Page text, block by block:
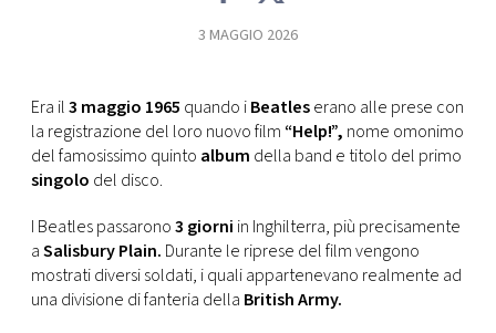
3 MAGGIO 2026
Era il3 maggio 1965 quando iBeatleserano alle prese con
la registrazione del loro nuovo film “Help!”, nome omonimo
del famosissimo quinto album della band e titolo del primo
singolo del disco.
I Beatles passarono3 giorni in Inghilterra, più precisamente
aSalisbury Plain. Durante le riprese del film vengono
mostrati diversi soldati, i quali appartenevano realmente ad
una divisione di fanteria della British Army.